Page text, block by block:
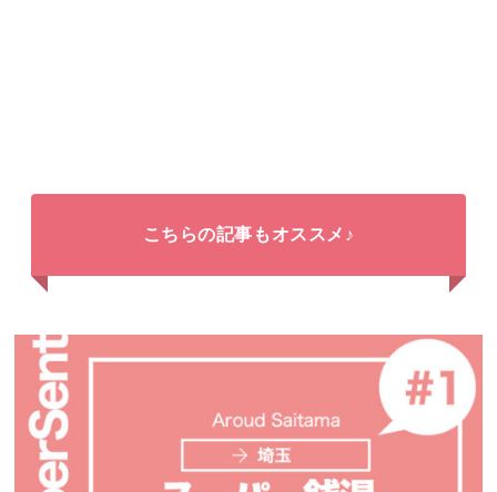
こちらの記事もオススメ♪